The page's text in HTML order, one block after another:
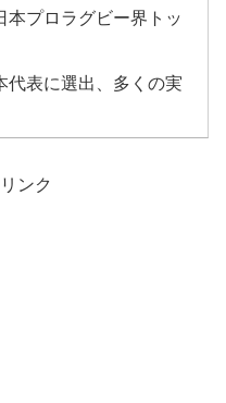
本プロラグビー界トッ
代表に選出、多くの実
ンク